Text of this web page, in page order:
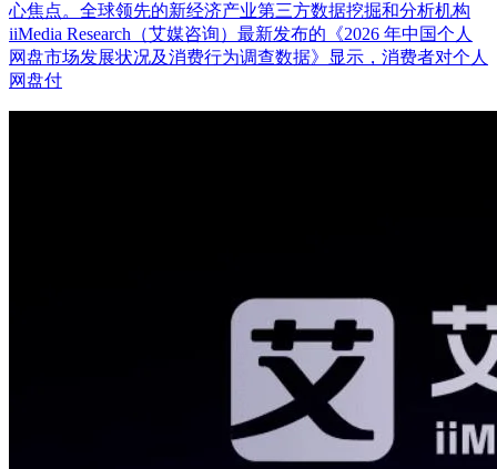
心焦点。全球领先的新经济产业第三方数据挖掘和分析机构
iiMedia Research（艾媒咨询）最新发布的《2026 年中国个人
网盘市场发展状况及消费行为调查数据》显示，消费者对个人
网盘付